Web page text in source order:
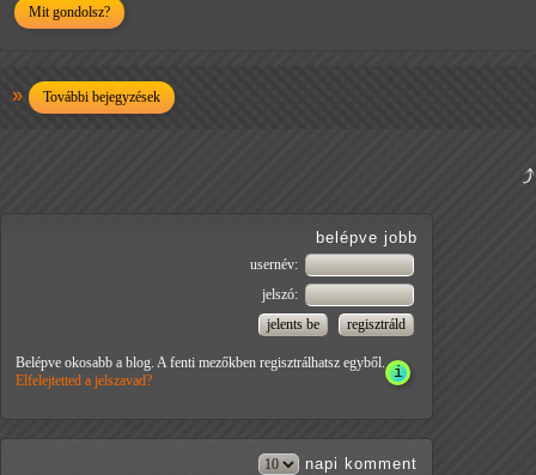
Mit gondolsz?
További bejegyzések
belépve jobb
usernév:
jelszó:
Belépve okosabb a blog. A fenti mezőkben regisztrálhatsz egyből.
Elfelejtetted a jelszavad?
napi komment